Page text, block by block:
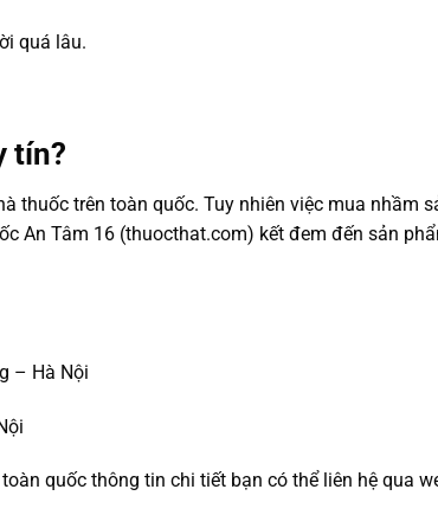
quá lâu.
tín?
thuốc trên toàn quốc. Tuy nhiên việc mua nhầm
An Tâm 16 (thuocthat.com) kết đem đến sản
– Hà Nội
quốc thông tin chi tiết bạn có thể liên hệ qua